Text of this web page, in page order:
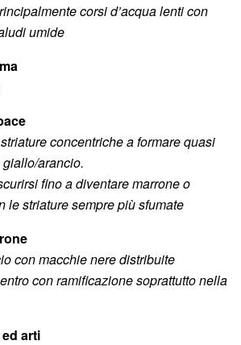
corsi d’acqua lenti con
umide
concentriche a formare quasi
arancio.
fino a diventare marrone o
le striature sempre più sfumate
con macchie nere distribuite
con ramificazione soprattutto nella
arti